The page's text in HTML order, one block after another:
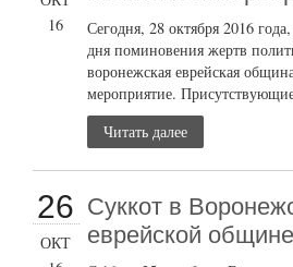
16
Сегодня, 28 октября 2016
дня поминовения жертв
воронежская еврейская
мероприятие.
Читать далее
26
ОКТ
Суккот в
еврейской общине